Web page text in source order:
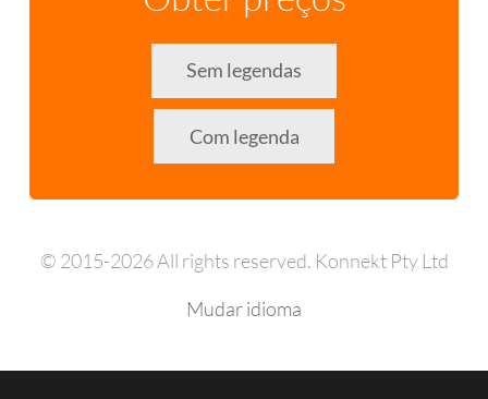
Sem legendas
Com legenda
© 2015-2026 All rights reserved. Konnekt Pty Ltd
Mudar idioma